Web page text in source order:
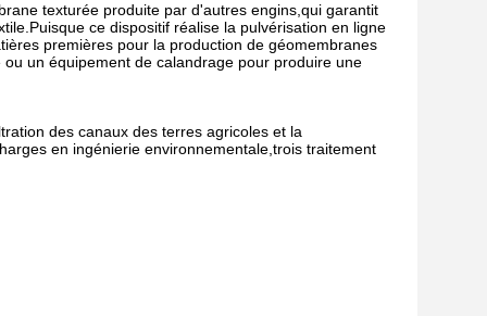
texturée produite par d'autres engins,qui garantit
ce dispositif réalise la pulvérisation en ligne
premières pour la production de géomembranes
un équipement de calandrage pour produire une
des canaux des terres agricoles et la
en ingénierie environnementale,trois traitement